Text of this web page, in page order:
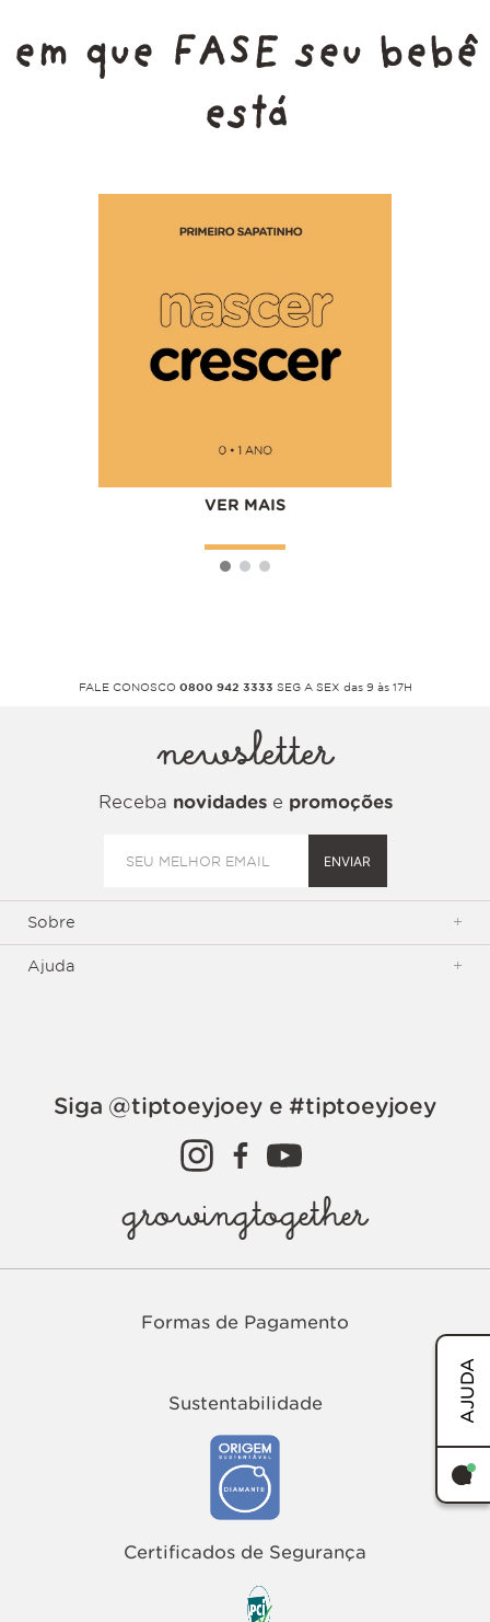
AJUDA
em que FASE seu bebê
está
VER MAIS
FALE CONOSCO 0800 942 3333 SEG A SEX das 9 às 17H
newsletter
Receba novidadese promoções
ENVIAR
Sobre +
Ajuda +
Siga @tiptoeyjoey e #tiptoeyjoey
growingtogether
Formas de Pagamento
Sustentabilidade
Certificados de Segurança